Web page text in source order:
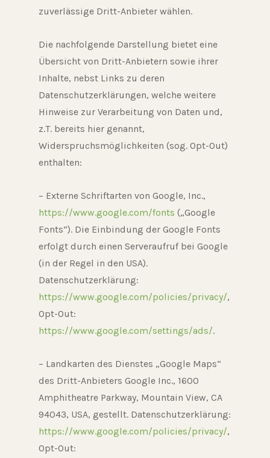
zuverlässige Dritt-Anbieter wählen.
Die nachfolgende Darstellung bietet eine
Übersicht von Dritt-Anbietern sowie ihrer
Inhalte, nebst Links zu deren
Datenschutzerklärungen, welche weitere
Hinweise zur Verarbeitung von Daten und,
z.T. bereits hier genannt,
Widerspruchsmöglichkeiten (sog. Opt-Out)
enthalten:
– Externe Schriftarten von Google, Inc.,
https://www.google.com/fonts („Google
Fonts“). Die Einbindung der Google Fonts
erfolgt durch einen Serveraufruf bei Google
(in der Regel in den USA).
Datenschutzerklärung:
https://www.google.com/policies/privacy/,
Opt-Out:
https://www.google.com/settings/ads/.
– Landkarten des Dienstes „Google Maps“
des Dritt-Anbieters Google Inc., 1600
Amphitheatre Parkway, Mountain View, CA
94043, USA, gestellt. Datenschutzerklärung:
https://www.google.com/policies/privacy/,
Opt-Out: